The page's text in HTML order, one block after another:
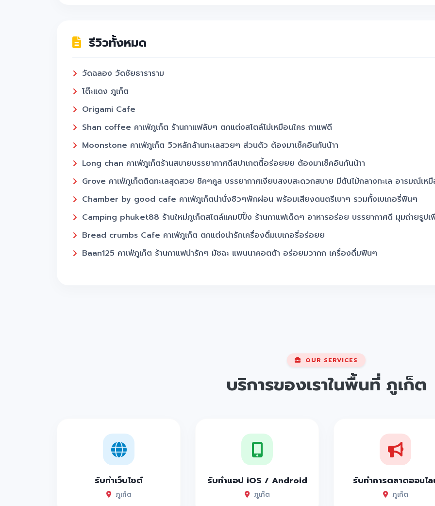
หาดในหาน อ่าวโค้งพระจันทร์เสี้ยวที่เงียบสงบและสวยงาม
รีวิวทั้งหมด
วัดฉลอง วัดชัยธาราราม
โต๊ะแดง ภูเก็ต
Origami Cafe
Shan coffee คาเฟ่ภูเก็ต ร้านกาแฟลับๆ ตกแต่งสไตล์ไม่เหมือนใคร กาแฟดี
Moonstone คาเฟ่ภูเก็ต วิวหลักล้านทะเลสวยๆ ส่วนตัว ต้องมาเช็คอินกันน้าา
Long chan คาเฟ่ภูเก็ตร้านสบายบรรยากาศดีสปาเกตตี้อร่อยยย ต้องมาเช็คอินกันน้าา
Grove คาเฟ่ภูเก็ตติดทะเลสุดสวย ชิคๆคูล บรรยากาศเงียบสงบสะดวกสบาย มีต้นไม้กลางทะเล อารมณ์เห
Chamber by good cafe คาเฟ่ภูเก็ตน่านั่งชิวๆพักผ่อน พร้อมเสียงดนตรีเบาๆ รวมทั้งเบเกอรี่ฟินๆ
Camping phuket88 ร้านใหม่ภูเก็ตสไตล์แคมป์ปิ้ง ร้านกาแฟเด็ดๆ อาหารอร่อย บรรยากาศดี มุมถ่ายรูปเ
Bread crumbs Cafe คาเฟ่ภูเก็ต ตกแต่งน่ารักเครื่องดื่มเบเกอรี่อร่อยย
Baan125 คาเฟ่ภูเก็ต ร้านกาแฟน่ารักๆ มัชฉะ แพนนาคอตต้า อร่อยมวากก เครื่องดื่มฟินๆ
Lillo Island ร้านสวยวิวทะเลชิวๆ แถมทีเด็ดคืออาหารราคาไม่แพง แถมอร่อยด้วยหอมๆเลย
9 Zaab by no.9 ร้านเด็ดป่าตองภูเก็ต จุดเด่นของร้านคือมีความหลากหลาย ทั้งอาหารไทย ซีฟู๊ด ชาบู บุฟ
Eddiez Nutrition Cafe ที่สุดแห่งร้านอินดี้ป่าตอง บอกเลยร้านนี้เด็ดจุดเด่นคือทุกเมนูสุขภาพทั้งหมด
Kapi Sushi Box ร้านซูชิลับๆ ในเมืองป่าตอง จุดเด่นคือร้านนี้เปิดตลอด แถมส่งตลอด ไกลแค่ไหนก็ไป
Coconut Heaven ป่าตอง ที่สุดแห่งร้านอาหารวิวหลักล้าน ที่ใช้ Coconut หรือมะพร้าวเป็นซิกเนเจอร์หลัก
Steak at Tonight ร้านเสต็กที่เหมือนธรรมดาแต่รสชาติไม่ธรรมดา นุ่มอร่อย มีถึง 4 สาขา
OUR SERVICES
บริการของเราในพื้นที่ ภูเก็ต
รับทำเว็บไซต์
ภูเก็ต
รับทำแอป iOS / Android
ภูเก็ต
รับทำการตลาดออนไ
ภูเก็ต